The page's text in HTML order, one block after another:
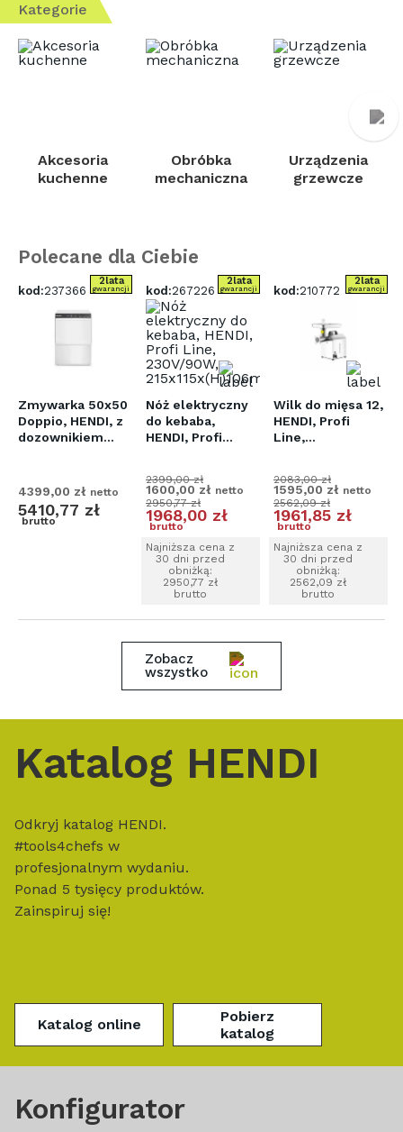
Kategorie
Akcesoria
kuchenne
Obróbka
mechaniczna
Urządzenia
grzewcze
Polecane dla Ciebie
kod:237366
2lata
gwarancji
Zmywarka 50x50
Doppio, HENDI, z
dozownikiem
spustową,
400V/4900W,
565x605x(H)830mm
4399,00 zł netto
5410,77 zł
brutto
kod:267226
2lata
gwarancji
Nóż elektryczny
do kebaba,
HENDI, Profi
1600,00 zł netto
2399,00 zł
1968,00 zł
brutto
2950,77 zł
Najniższa cena z
30 dni przed
obniżką:
2950,77 zł
brutto
kod:210772
2lata
gwarancji
Wilk do mięsa 12,
HENDI, Profi
Line,
1595,00 zł netto
2083,00 zł
1961,85 zł
brutto
2562,09 zł
Najniższa cena z
30 dni przed
obniżką:
2562,09 zł
brutto
Zobacz
wszystko
Katalog HENDI
Odkryj katalog HENDI.
#tools4chefs w
profesjonalnym wydaniu.
Ponad 5 tysięcy produktów.
Zainspiruj się!
Katalog online
Pobierz
katalog
Konfigurator